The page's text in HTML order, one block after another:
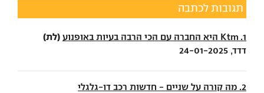
תגובות לכתבה
1. Ktm היא החברה עם הכי הרבה בעיות באופנוע (לת)
דדד, 24-01-2025
2. מה קורה על שניים - חדשות רכב דו-גלגלי